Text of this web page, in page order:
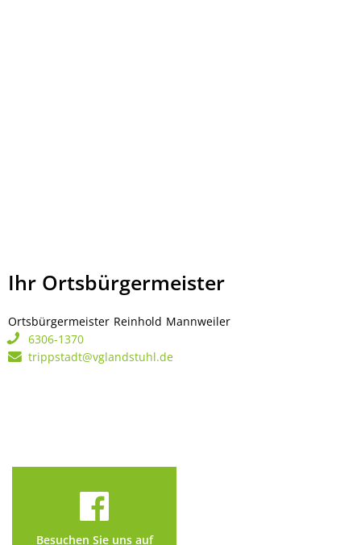
Ihr Ortsbürgermeister
Ortsbürgermeister Reinhold Mannweiler
6306-1370
trippstadt@vglandstuhl.de
Besuchen Sie uns auf